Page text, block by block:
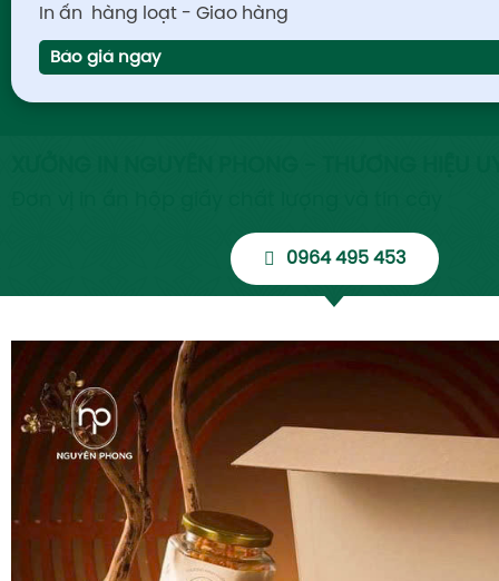
In ấn hàng loạt - Giao hàng
Báo giá ngay
0964 495 453